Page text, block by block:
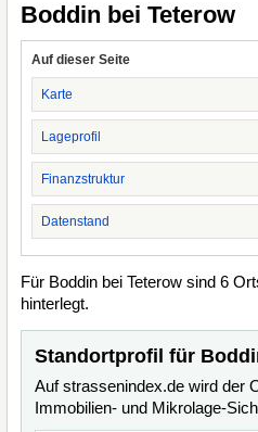
Boddin bei Teterow
Auf dieser Seite
Karte
Lageprofil
Finanzstruktur
Datenstand
Für Boddin bei Teterow sind 6
hinterlegt.
Standortprofil für
Auf strassenindex.de wird der
Immobilien- und Mikrolage-